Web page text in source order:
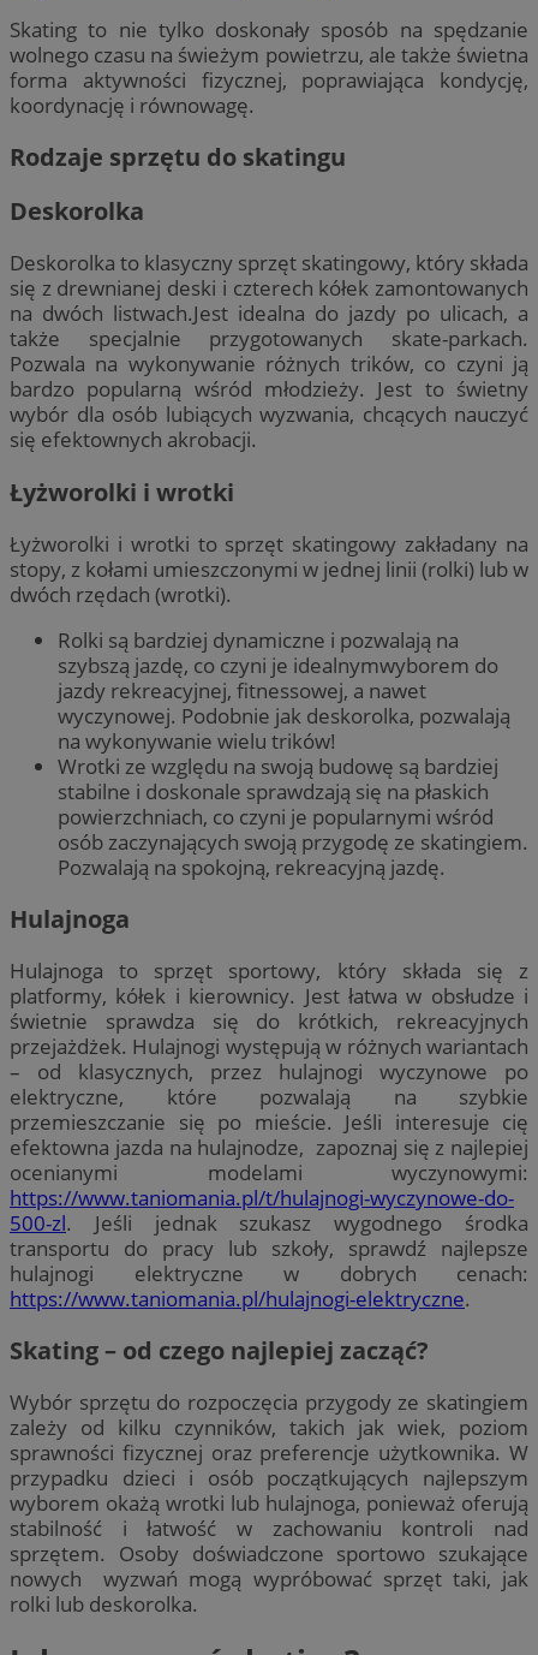
Skating to nie tylko doskonały sposób na spędzanie
wolnego czasu na świeżym powietrzu, ale także świetna
forma aktywności fizycznej, poprawiająca kondycję,
koordynację i równowagę.
Rodzaje sprzętu do skatingu
Deskorolka
Deskorolka to klasyczny sprzęt skatingowy, który składa
się z drewnianej deski i czterech kółek zamontowanych
na dwóch listwach.Jest idealna do jazdy po ulicach, a
także specjalnie przygotowanych skate-parkach.
Pozwala na wykonywanie różnych trików, co czyni ją
bardzo popularną wśród młodzieży. Jest to świetny
wybór dla osób lubiących wyzwania, chcących nauczyć
się efektownych akrobacji.
Łyżworolki i wrotki
Łyżworolki i wrotki to sprzęt skatingowy zakładany na
stopy, z kołami umieszczonymi w jednej linii (rolki) lub w
dwóch rzędach (wrotki).
Rolki są bardziej dynamiczne i pozwalają na
szybszą jazdę, co czyni je idealnymwyborem do
jazdy rekreacyjnej, fitnessowej, a nawet
wyczynowej. Podobnie jak deskorolka, pozwalają
na wykonywanie wielu trików!
Wrotki ze względu na swoją budowę są bardziej
stabilne i doskonale sprawdzają się na płaskich
powierzchniach, co czyni je popularnymi wśród
osób zaczynających swoją przygodę ze skatingiem.
Pozwalają na spokojną, rekreacyjną jazdę.
Hulajnoga
Hulajnoga to sprzęt sportowy, który składa się z
platformy, kółek i kierownicy. Jest łatwa w obsłudze i
świetnie sprawdza się do krótkich, rekreacyjnych
przejażdżek. Hulajnogi występują w różnych wariantach
– od klasycznych, przez hulajnogi wyczynowe po
elektryczne, które pozwalają na szybkie
przemieszczanie się po mieście. Jeśli interesuje cię
efektowna jazda na hulajnodze, zapoznaj się z najlepiej
ocenianymi modelami wyczynowymi:
https://www.taniomania.pl/t/hulajnogi-wyczynowe-do-
500-zl. Jeśli jednak szukasz wygodnego środka
transportu do pracy lub szkoły, sprawdź najlepsze
hulajnogi elektryczne w dobrych cenach:
https://www.taniomania.pl/hulajnogi-elektryczne.
Skating – od czego najlepiej zacząć?
Wybór sprzętu do rozpoczęcia przygody ze skatingiem
zależy od kilku czynników, takich jak wiek, poziom
sprawności fizycznej oraz preferencje użytkownika. W
przypadku dzieci i osób początkujących najlepszym
wyborem okażą wrotki lub hulajnoga, ponieważ oferują
stabilność i łatwość w zachowaniu kontroli nad
sprzętem. Osoby doświadczone sportowo szukające
nowych wyzwań mogą wypróbować sprzęt taki, jak
rolki lub deskorolka.